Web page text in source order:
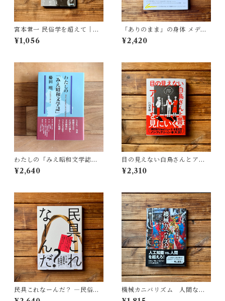
宮本常一 民俗学を超えて｜木
村 哲也
¥1,056
「ありのまま」の身体 メディ
アが描く私の見た目 | 藤嶋 陽
子(著)
¥2,420
わたしの「みえ昭和文学誌」 |
藤田 明
¥2,640
目の見えない白鳥さんとアー
トを見にいく | 川内 有緒
¥2,310
民具これなーんだ？ ―民俗学
者・宮本常一が美術大学に遺
機械カニバリズム 人間なき
あとの人類学へ｜久保 明教